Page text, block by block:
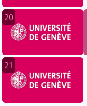
20
21